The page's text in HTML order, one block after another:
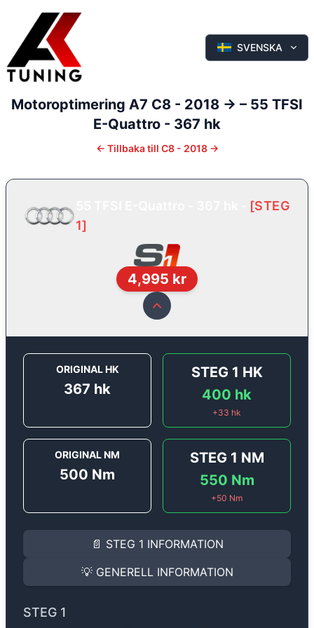
SVENSKA
Motoroptimering A7 C8 - 2018 -> – 55 TFSI
E-Quattro - 367 hk
← Tillbaka till C8 - 2018 ->
[STEG
1]
4,995 kr
ORIGINAL HK
367 hk
STEG 1 HK
400 hk
+33 hk
ORIGINAL NM
500 Nm
STEG 1 NM
550 Nm
+50 Nm
📄 STEG 1 INFORMATION
INFORMATION
Steg 1
Audi A7 55 TFSI E-
Effekten ökar från367 hktill400 hkoch
(+33 hk & +50 Nm).
Ger mer effekt, högre vridmoment, lägre
💡 GENERELL INFORMATION
✅ All mjukvara är skräddarsydd för din bil
STEG 1